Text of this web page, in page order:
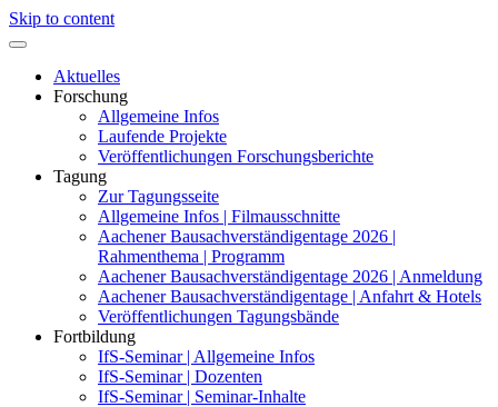
Skip to content
Aktuelles
Forschung
Allgemeine Infos
Laufende Projekte
Veröffentlichungen Forschungsberichte
Tagung
Zur Tagungsseite
Allgemeine Infos | Filmausschnitte
Aachener Bausachverständigentage 2026 |
Rahmenthema | Programm
Aachener Bausachverständigentage 2026 | Anmeldung
Aachener Bausachverständigentage | Anfahrt & Hotels
Veröffentlichungen Tagungsbände
Fortbildung
IfS-Seminar | Allgemeine Infos
IfS-Seminar | Dozenten
IfS-Seminar | Seminar-Inhalte